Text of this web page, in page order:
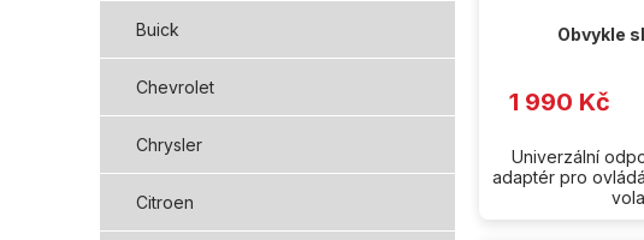
Buick
Chevrolet
Chrysler
Citroen
Obvykle
1 990 Kč
Univerzální
adaptér pro